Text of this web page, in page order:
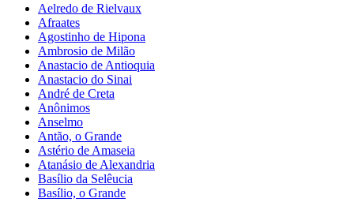
Aelredo de Rielvaux
Afraates
Agostinho de Hipona
Ambrosio de Milão
Anastacio de Antioquia
Anastacio do Sinai
André de Creta
Anônimos
Anselmo
Antão, o Grande
Astério de Amaseia
Atanásio de Alexandria
Basílio da Selêucia
Basílio, o Grande